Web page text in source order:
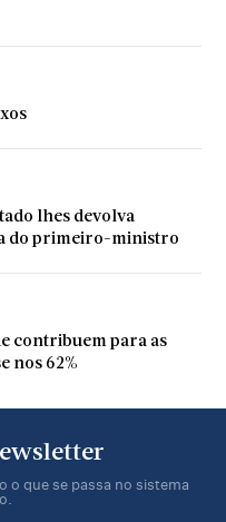
lhes devolva
do primeiro-ministro
contribuem para as
nos 62%
o que se passa no sistema